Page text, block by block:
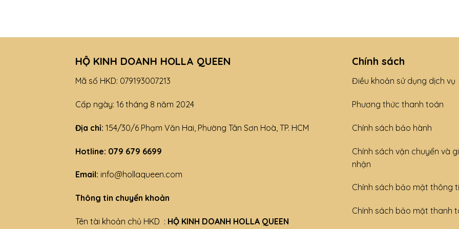
HỘ KINH DOANH HOLLA QUEEN
Mã số HKD: 079193007213
Cấp ngày: 16 tháng 8 năm 2024
Địa chỉ: 154/30/6 Phạm Văn Hai, Phường Tân Sơn Hoà, TP. HCM
Hotline: 079 679 6699
Email: info@hollaqueen.com
Thông tin chuyển khoản
Tên tài khoản chủ HKD : HỘ KINH DOANH HOLLA QUEEN
Chính sách
Điều khoản sử dụng dịch vụ
Phương thức thanh toán
Chính sách bảo hành
Chính sách vận chuyển và
nhận
Chính sách bảo mật thông
Chính sách bảo mật thanh